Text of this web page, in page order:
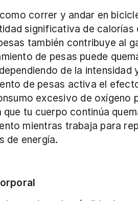
correr y andar en
significativa de calorías
también contribuye al
de pesas puede
de la intensidad
de pesas activa el
excesivo de oxígeno
tu cuerpo continúa
mientras trabaja para
de energía.